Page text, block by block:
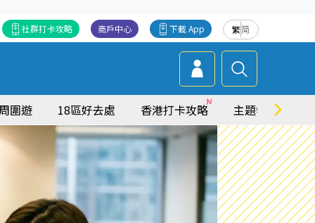
繁简
下載 App
商戶中心
社群打卡攻略
圍遊 18區好去處 香港打卡攻略 主題特集